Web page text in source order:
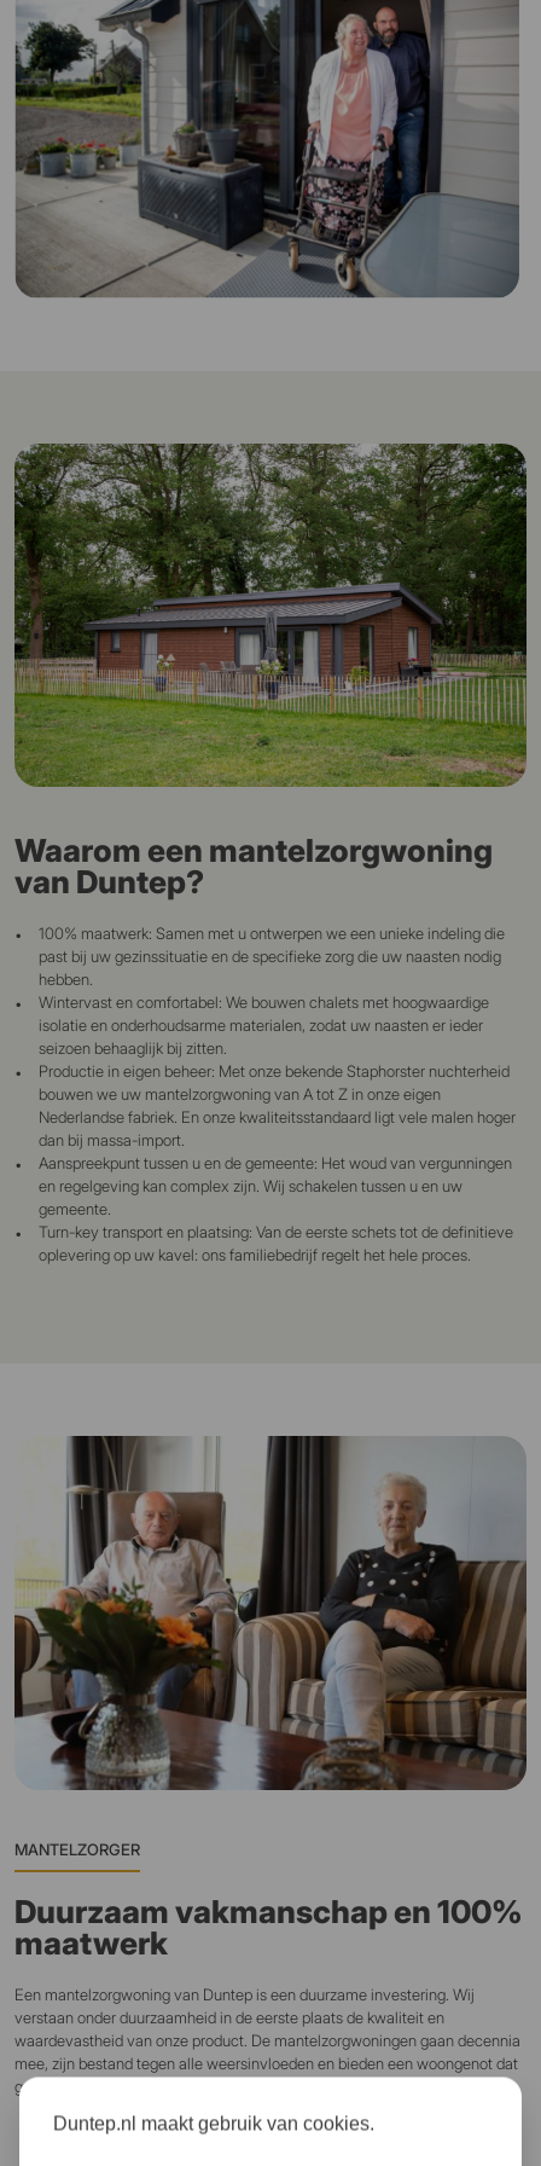
Waarom een mantelzorgwoning
van Duntep?
100% maatwerk: Samen met u ontwerpen we een unieke indeling die
past bij uw gezinssituatie en de specifieke zorg die uw naasten nodig
hebben.
Wintervast en comfortabel: We bouwen chalets met hoogwaardige
isolatie en onderhoudsarme materialen, zodat uw naasten er ieder
seizoen behaaglijk bij zitten.
Productie in eigen beheer: Met onze bekende Staphorster nuchterheid
bouwen we uw mantelzorgwoning van A tot Z in onze eigen
Nederlandse fabriek. En onze kwaliteitsstandaard ligt vele malen hoger
dan bij massa-import.
Aanspreekpunt tussen u en de gemeente: Het woud van vergunningen
en regelgeving kan complex zijn. Wij schakelen tussen u en uw
gemeente.
Turn-key transport en plaatsing: Van de eerste schets tot de definitieve
oplevering op uw kavel: ons familiebedrijf regelt het hele proces.
MANTELZORGER
Duurzaam vakmanschap en 100%
maatwerk
Een mantelzorgwoning van Duntep is een duurzame investering. Wij
verstaan onder duurzaamheid in de eerste plaats de kwaliteit en
waardevastheid van onze product. De mantelzorgwoningen gaan decennia
mee, zijn bestand tegen alle weersinvloeden en bieden een woongenot dat
gelijkstaat aan traditionele woningbouw.
Duntep.nl maakt gebruik van cookies.